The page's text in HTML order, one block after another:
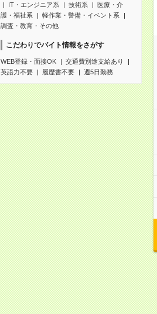
IT・エンジニア系
技術系
医療・介
護・福祉系
軽作業・警備・イベント系
調査・教育・その他
こだわりでバイト情報をさがす
WEB登録・面接OK
交通費別途支給あり
英語力不要
履歴書不要 週5日勤務